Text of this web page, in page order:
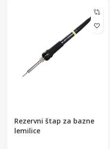
Rezervni štap za bazne
lemilice